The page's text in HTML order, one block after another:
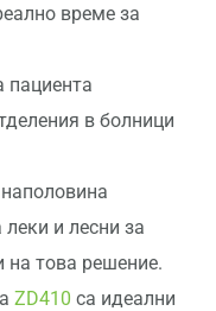
време за
пациента
в болници
леки и лесни за
на това решение.
ZD410 са идеални